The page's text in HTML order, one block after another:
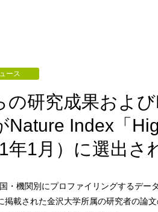
ース
の研究成果およ
Nature Index「
年1月）に選出さ
・機関別にプロファイリングするデー
掲載された金沢大学所属の研究者の論